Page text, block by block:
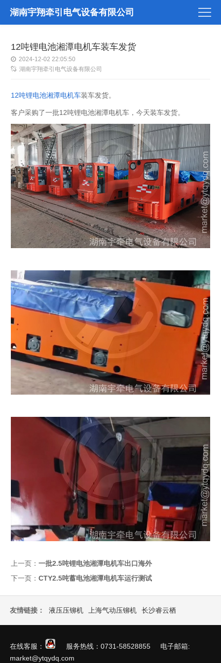
湖南宇翔牵引电气设备有限公司
12吨锂电池湘潭电机车装车发货
2024-12-02 22:05:50
湖南宇翔牵引电气设备有限公司
12吨锂电池湘潭电机车装车发货。
客户采购了一批12吨锂电池湘潭电机车，今天装车发货。
上一页：一批2.5吨锂电池湘潭电机车出口海外
下一页：CTY2.5吨蓄电池湘潭电机车运行测试
友情链接： 液压压铆机 上海气动压铆机 长沙睿云栖
在线客服：
服务热线：0731-58528855 电子邮箱:
market@ytqydq.com